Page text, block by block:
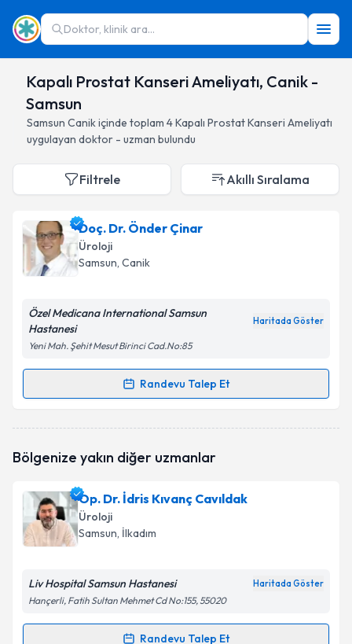
Doktor, klinik ara...
Kapalı Prostat Kanseri Ameliyatı, Canik -
Samsun
Samsun Canikiçinde toplam 4Kapalı Prostat Kanseri Ameliyatı
uygulayan doktor - uzman bulundu
Filtrele Akıllı Sıralama
Doç. Dr. Önder Çinar
Üroloji
Samsun, Canik
Özel Medicana International Samsun
Hastanesi
Haritada Göster
Yeni Mah. Şehit Mesut Birinci Cad.No:85
Randevu Talep Et
Randevu Takvimi Talebi
oluşturun. Size bu uzmandan randevu almanız için bir
E-posta Adresiniz
Kişisel verilerimin işlenmesine ilişkin
Aydınlatma
Metni'ni okudum ve kişisel verilerimin belirtilen
Bölgenize yakın diğer uzmanlar
Op. Dr. İdris Kıvanç Cavıldak
Üroloji
Samsun, İlkadım
Liv Hospital Samsun Hastanesi Haritada Göster
Hançerli, Fatih Sultan Mehmet Cd No:155, 55020
Randevu Talep Et